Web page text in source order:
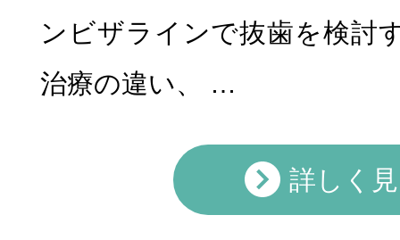
ンビザラインで抜歯を検討
治療の違い、 …
詳しく